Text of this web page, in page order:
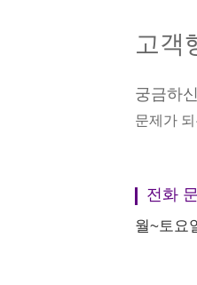
고객
궁금하
문제가
전화
월~토요